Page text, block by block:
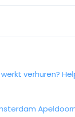
verhuren?